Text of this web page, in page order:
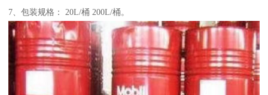
7、包装规格： 20L/桶 200L/桶。